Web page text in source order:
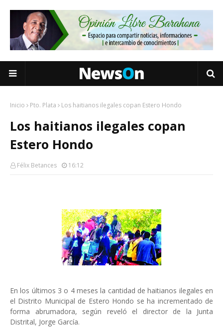
Inicio Pto. Plata Los haitianos ilegales copan Estero Hondo
Los haitianos ilegales copan
Estero Hondo
Félix Betances 16:12
En los últimos 3 o 4 meses la cantidad de haitianos ilegales en
el Distrito Municipal de Estero Hondo se ha incrementado de
forma abrumadora, según reveló el director de la Junta
Distrital, Jorge García.